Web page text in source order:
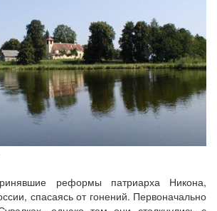
реформы патриарха Никона,
спасаясь от гонений. Первоначально